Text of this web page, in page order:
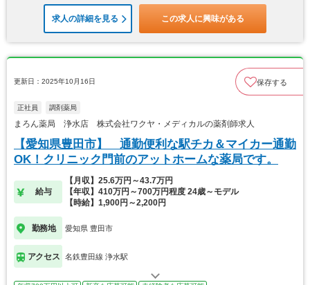
求人の詳細を見る この求人に興味がある
更新日：2025年10月16日 保存する
正社員 調剤薬局
まろん薬局 浄水店 株式会社ワクヤ・メディカルの薬剤師求人
【愛知県豊田市】 通勤便利な駅チカ＆マイカー通勤
OK！クリニック門前のアットホームな薬局です。
給与
【月収】25.6万円～43.7万円
【年収】410万円～700万円程度 24歳～モデル
【時給】1,900円～2,200円
勤務地 愛知県 豊田市
アクセス 名鉄豊田線 浄水駅